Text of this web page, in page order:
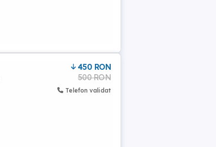
450 RON
500 RON
Telefon validat